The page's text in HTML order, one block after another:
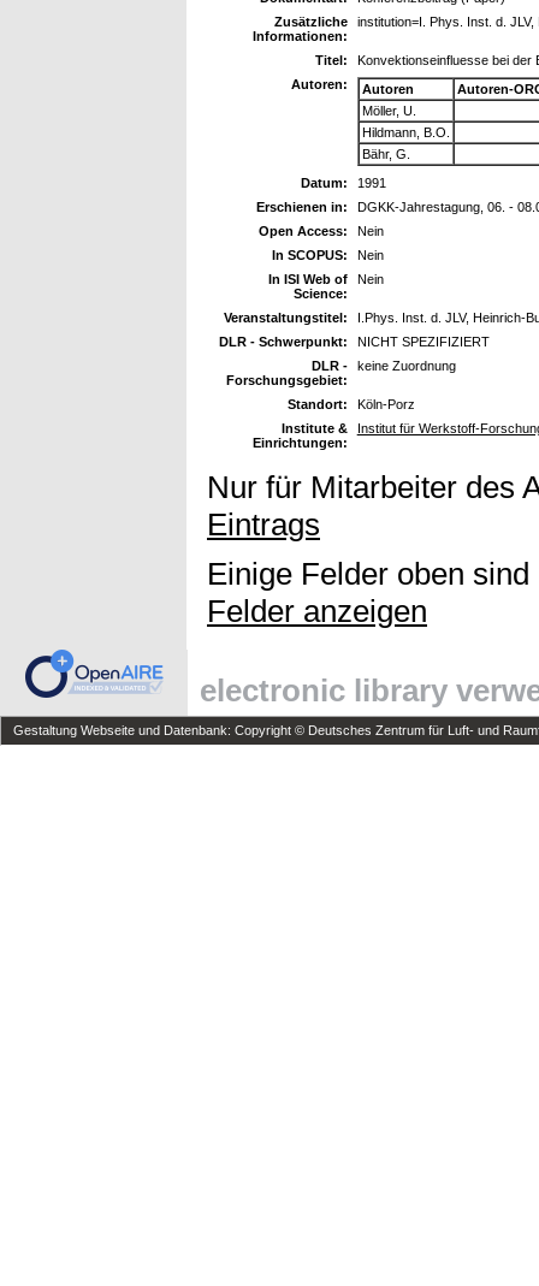
Zusätzliche
Informationen:
institution=I. Phys. Inst. d.
Titel:
Konvektionseinfluesse bei der
Autoren:
Autoren
Autoren-
Möller, U.
Hildmann, B.O.
Bähr, G.
Datum:
1991
Erschienen in:
DGKK-Jahrestagung, 06. -
Open Access:
Nein
In SCOPUS:
Nein
In ISI Web of
Science:
Nein
Veranstaltungstitel:
I.Phys. Inst. d. JLV, Heinrich-
DLR - Schwerpunkt:
NICHT SPEZIFIZIERT
DLR -
Forschungsgebiet:
keine Zuordnung
Standort:
Köln-Porz
Institute &
Einrichtungen:
Institut für Werkstoff-
Nur für Mitarbeiter des
Eintrags
Einige Felder oben
Felder anzeigen
electronic library
Gestaltung Webseite und Datenbank: Copyright © Deutsches Zentrum für Luft- und